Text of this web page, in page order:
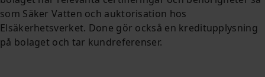
som Säker Vatten och auktorisation hos
Elsäkerhetsverket. Done gör också en kreditupplysning
på bolaget och tar kundreferenser.